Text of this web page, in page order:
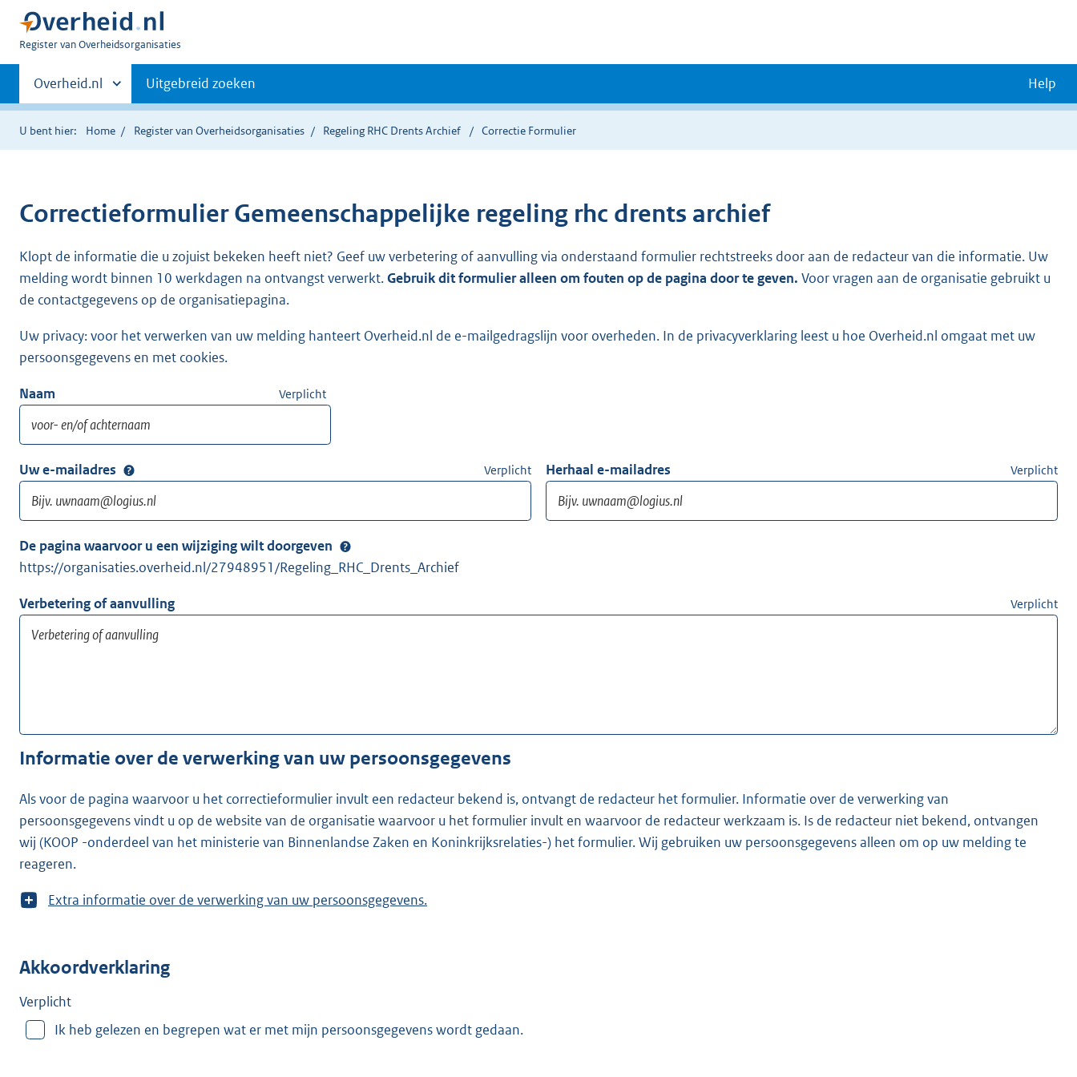
U
Register van Overheidsorganisaties
Primaire
navigatie
Andere
sites
binnen
Overheid.nl Uitgebreid zoeken Help
U bent hier: Home Register van Overheidsorganisaties Regeling RHC Drents Archief Correctie Formulier
CorrectieformulierGemeenschappelijke regeling rhc drents archief
Klopt de informatie die u zojuist bekeken heeft niet? Geef uw verbetering of aanvulling via onderstaand formulier rechtstreeks door aan de redacteur van die informatie. Uw
melding wordt binnen 10 werkdagen na ontvangst verwerkt.Gebruik dit formulier alleen om fouten op de pagina door te geven. Voor vragen aan de organisatie gebruikt u
de contactgegevens op de organisatiepagina.
Uw privacy: voor het verwerken van uw melding hanteert Overheid.nl de e-mailgedragslijn voor overheden. In de privacyverklaring leest u hoe Overheid.nl omgaat met uw
persoonsgegevens en met cookies.
Naam Verplicht
Uw e-mailadres Verplicht Herhaal e-mailadres Verplicht
De pagina waarvoor u een wijziging wilt doorgeven
https://organisaties.overheid.nl/27948951/Regeling_RHC_Drents_Archief
Verbetering of aanvulling Verplicht
Informatie over de verwerking van uw persoonsgegevens
Als voor de pagina waarvoor u het correctieformulier invult een redacteur bekend is, ontvangt de redacteur het formulier. Informatie over de verwerking van
persoonsgegevens vindt u op de website van de organisatie waarvoor u het formulier invult en waarvoor de redacteur werkzaam is. Is de redacteur niet bekend, ontvangen
wij (KOOP -onderdeel van het ministerie van Binnenlandse Zaken en Koninkrijksrelaties-) het formulier. Wij gebruiken uw persoonsgegevens alleen om op uw melding te
reageren.
T
m
e
Extra informatie over de verwerking van uw persoonsgegevens.
Akkoordverklaring
Verplicht
Ik heb gelezen en begrepen wat er met mijn persoonsgegevens wordt gedaan.